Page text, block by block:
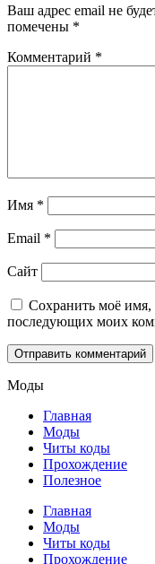
Ваш адрес email не
помечены *
Комментарий *
Имя *
Email *
Сайт
Сохранить моё имя,
последующих моих
Моды
Главная
Моды
Читы коды
Прохождение
Полезное
Главная
Моды
Читы коды
Прохождение